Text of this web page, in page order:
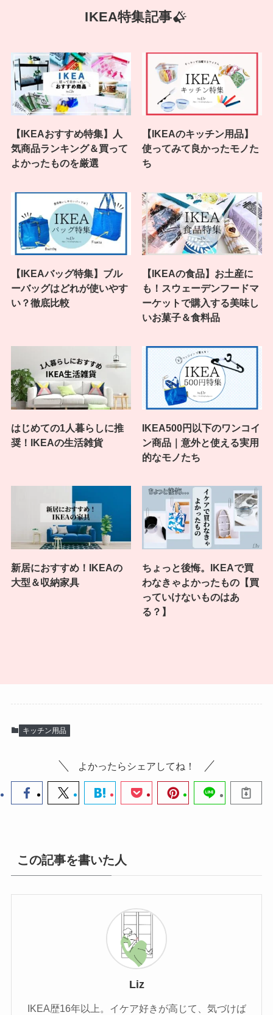
IKEA特集記事
【IKEAおすすめ特集】人
気商品ランキング＆買って
よかったものを厳選
【IKEAのキッチン用品】
使ってみて良かったモノた
ち
【IKEAバッグ特集】ブル
ーバッグはどれが使いやす
い？徹底比較
【IKEAの食品】お土産に
も！スウェーデンフードマ
ーケットで購入する美味し
いお菓子＆食料品
はじめての1人暮らしに推
奨！IKEAの生活雑貨
IKEA500円以下のワンコイ
ン商品｜意外と使える実用
的なモノたち
新居におすすめ！IKEAの
大型＆収納家具
ちょっと後悔。IKEAで買
わなきゃよかったもの【買
っていけないものはあ
る？】
キッチン用品
よかったらシェアしてね！
この記事を書いた人
Liz
IKEA歴16年以上。イケア好きが高じて、気づけば